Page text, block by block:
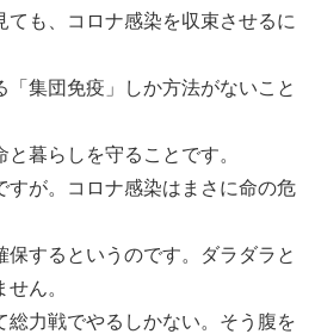
ても、コロナ感染を収束させるに
「集団免疫」しか方法がないこと
暮らしを守ることです。
すが。コロナ感染はまさに命の危
するというのです。ダラダラと
ん。
総力戦でやるしかない。そう腹を